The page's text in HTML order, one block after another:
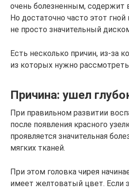
очень болезненным, содержит
Но достаточно часто этот
не просто значительный
Есть несколько причин, из-за
из которых нужно
Причина: ушел
При правильном развитии
после появления красного
проявляется значительная
мягких тканей.
При этом головка чирея
имеет желтоватый цвет. Если